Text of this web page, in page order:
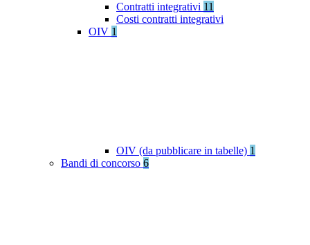
Contratti integrativi 11
Costi contratti integrativi
OIV 1
OIV (da pubblicare in tabelle) 1
Bandi di concorso 6